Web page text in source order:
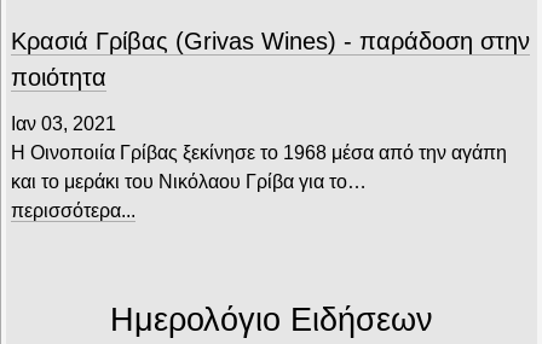
Κρασιά Γρίβας (Grivas Wines) - παράδοση στην
ποιότητα
Ιαν 03, 2021
Η Οινοποιία Γρίβας ξεκίνησε το 1968 μέσα από την αγάπη
και το μεράκι του Νικόλαου Γρίβα για το…
περισσότερα...
Ημερολόγιο Ειδήσεων